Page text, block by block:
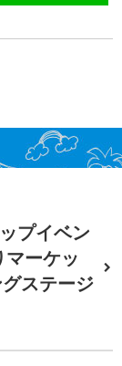
プイベン
ーケッ
ステージ